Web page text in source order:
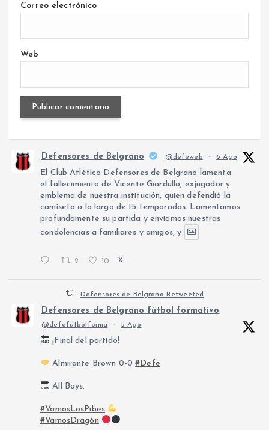
Correo electrónico
Web
Defensores de Belgrano @defeweb · 6 Ago
El Club Atlético Defensores de Belgrano lamenta
el fallecimiento de Vicente Giardullo, exjugador y
emblema de nuestra institución, quien defendió la
camiseta a lo largo de 15 temporadas. Lamentamos
profundamente su partida y enviamos nuestras
condolencias a familiares y amigos, y
2 10 X
Defensores de Belgrano Retweeted
Defensores de Belgrano fútbol formativo
@defefutbolforma · 5 Ago
¡Final del partido!
Almirante Brown 0-0#Defe
All Boys.
#VamosLosPibes
#VamosDragón